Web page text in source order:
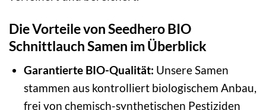
Die Vorteile von Seedhero BIO
Schnittlauch Samen im Überblick
Garantierte BIO-Qualität: Unsere Samen
stammen aus kontrolliert biologischem Anbau,
frei von chemisch-synthetischen Pestiziden